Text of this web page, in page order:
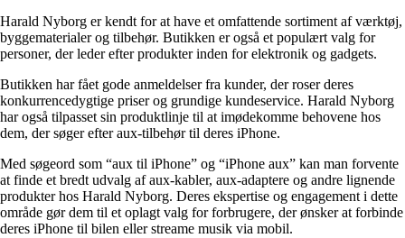
Harald Nyborg er kendt for at have et omfattende sortiment af værktøj,
byggematerialer og tilbehør. Butikken er også et populært valg for
personer, der leder efter produkter inden for elektronik og gadgets.
Butikken har fået gode anmeldelser fra kunder, der roser deres
konkurrencedygtige priser og grundige kundeservice. Harald Nyborg
har også tilpasset sin produktlinje til at imødekomme behovene hos
dem, der søger efter aux-tilbehør til deres iPhone.
Med søgeord som “aux til iPhone” og “iPhone aux” kan man forvente
at finde et bredt udvalg af aux-kabler, aux-adaptere og andre lignende
produkter hos Harald Nyborg. Deres ekspertise og engagement i dette
område gør dem til et oplagt valg for forbrugere, der ønsker at forbinde
deres iPhone til bilen eller streame musik via mobil.